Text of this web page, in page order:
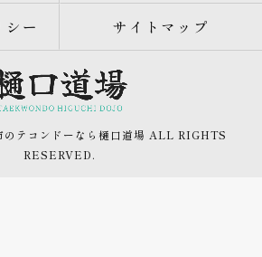
シー サイトマップ
のテコンドーなら樋口道場 ALL RIGHTS
RESERVED.